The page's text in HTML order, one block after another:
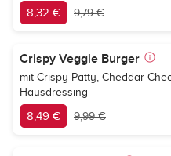
8,32 € 9,79 €
Crispy Veggie Burger
mit Crispy Patty, Cheddar
Hausdressing
8,49 € 9,99 €